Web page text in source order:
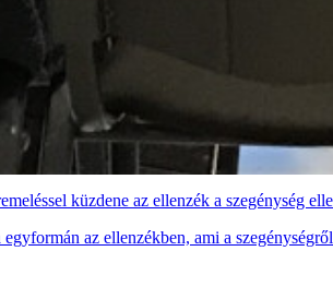
küzdene az ellenzék a szegénység
az ellenzékben, ami a